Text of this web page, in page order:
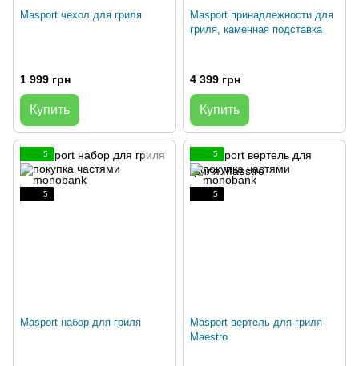
Masport чехол для гриля
1 999 грн
Купить
Masport принадлежности для
гриля, каменная подставка
4 399 грн
Купить
5
5
Masport набор для гриля
5
5
Masport вертель для гриля
Maestro